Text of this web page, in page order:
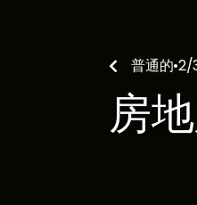
普通的•2/
房